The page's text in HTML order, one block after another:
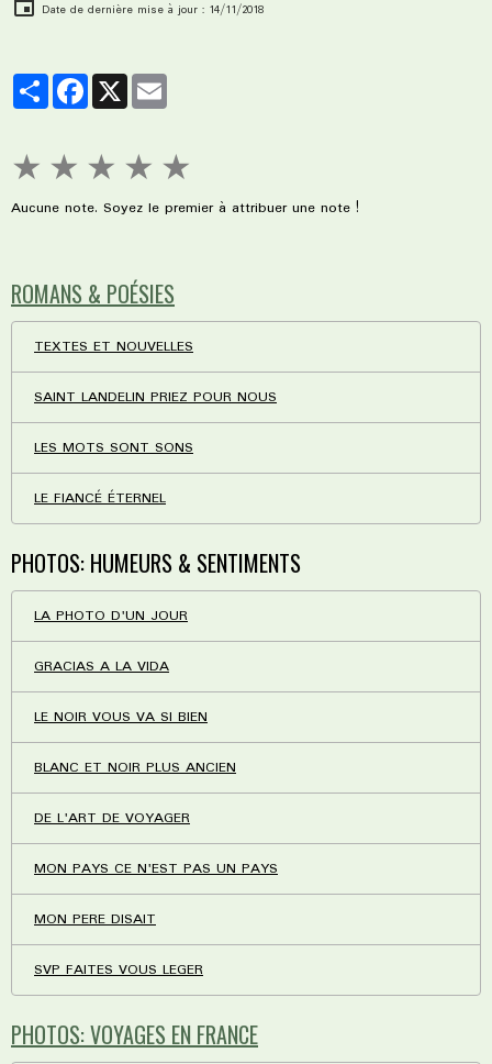
Date de dernière mise à jour : 14/11/2018
PartagerFacebook
X
★ ★ ★ ★ ★
Aucune note. Soyez le premier à attribuer une note !
ROMANS & POÉSIES
TEXTES ET NOUVELLES
SAINT LANDELIN PRIEZ POUR NOUS
LES MOTS SONT SONS
LE FIANCÉ ÉTERNEL
PHOTOS: HUMEURS & SENTIMENTS
LA PHOTO D'UN JOUR
GRACIAS A LA VIDA
LE NOIR VOUS VA SI BIEN
BLANC ET NOIR PLUS ANCIEN
DE L'ART DE VOYAGER
MON PAYS CE N'EST PAS UN PAYS
MON PERE DISAIT
SVP FAITES VOUS LEGER
PHOTOS: VOYAGES EN FRANCE